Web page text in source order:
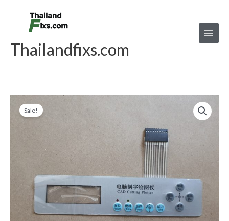
Thailandfixs.com
Sale!
Original
฿1,000.00.
Current
is:
฿750.00.
Key
quantity